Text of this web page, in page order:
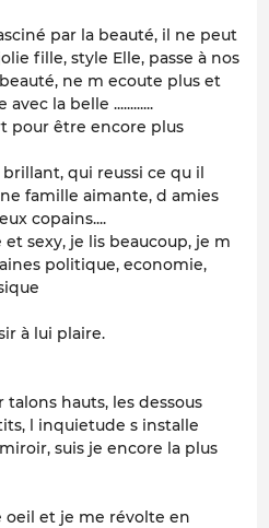
par la beauté, il ne peut
fille, style Elle, passe à nos
ne m ecoute plus et
la belle ............
pour être encore plus
qui reussi ce qu il
famille aimante, d amies
copains....
sexy, je lis beaucoup, je m
politique, economie,
à lui plaire.
hauts, les dessous
l inquietude s installe
suis je encore la plus
oeil et je me révolte en